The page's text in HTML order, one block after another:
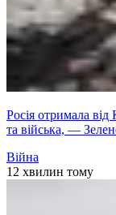
Росія отримала від
та війська, —
Війна
12 хвилин тому